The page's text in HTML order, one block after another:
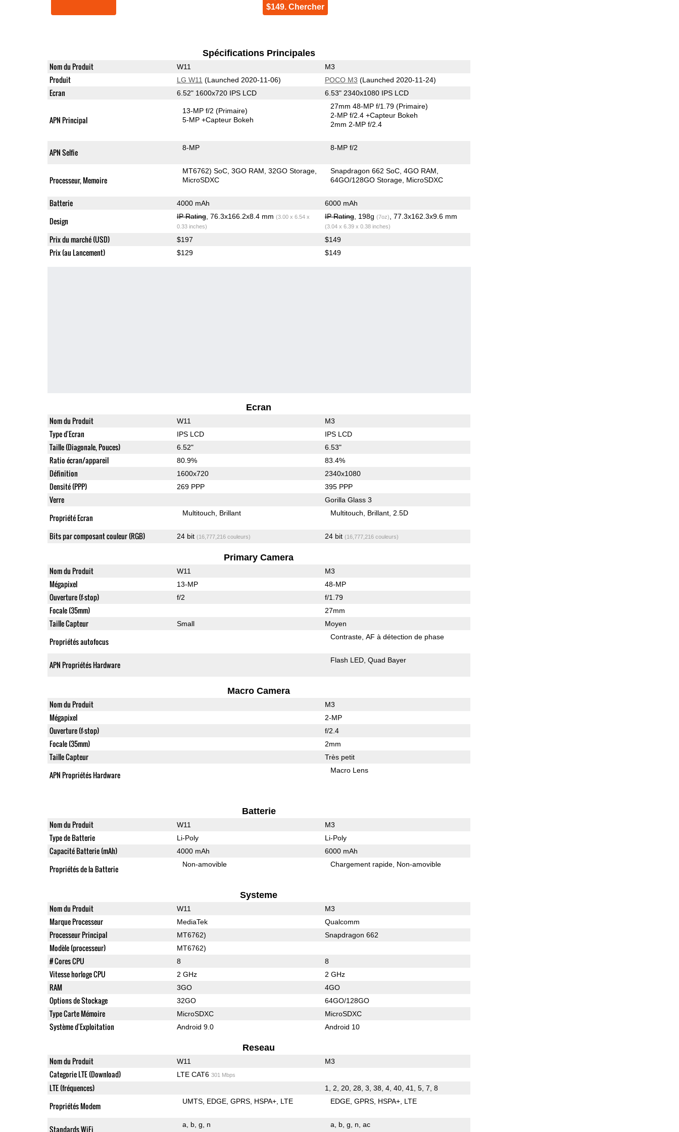
$149. Chercher
Spécifications Principales
Nom du Produit W11 M3
Produit LG W11 (Launched 2020-11-06) POCO M3 (Launched 2020-11-24)
Ecran 6.52" 1600x720 IPS LCD 6.53" 2340x1080 IPS LCD
APN Principal
13-MP f/2(Primaire)
5-MP+Capteur Bokeh
27mm 48-MP f/1.79(Primaire)
2-MP f/2.4+Capteur Bokeh
2mm 2-MP f/2.4
APN Selfie 8-MP 8-MP f/2
Processeur, Memoire
MT6762) SoC 3GO RAM 32GO Storage
MicroSDXC
Snapdragon 662 SoC 4GO RAM
64GO/128GO Storage MicroSDXC
Batterie 4000 mAh 6000 mAh
Design IP Rating, 76.3x166.2x8.4 mm (3.00 x 6.54 x
0.33 inches)
IP Rating, 198g (7oz) , 77.3x162.3x9.6 mm
(3.04 x 6.39 x 0.38 inches)
Prix du marché (USD) $197 $149
Prix (au Lancement) $129 $149
Ecran
Nom du Produit W11 M3
Type d'Ecran IPS LCD IPS LCD
Taille (Diagonale, Pouces) 6.52" 6.53"
Ratio écran/appareil 80.9% 83.4%
Définition 1600x720 2340x1080
Densité (PPP) 269 PPP 395 PPP
Verre Gorilla Glass 3
Propriété Ecran Multitouch Brillant Multitouch Brillant 2.5D
Bits par composant couleur (RGB) 24 bit (16,777,216 couleurs) 24 bit (16,777,216 couleurs)
Primary Camera
Nom du Produit W11 M3
Mégapixel 13-MP 48-MP
Ouverture (f-stop) f/2 f/1.79
Focale (35mm) 27mm
Taille Capteur Small Moyen
Propriétés autofocus Contraste AF à détection de phase
APN Propriétés Hardware Flash LED Quad Bayer
Macro Camera
Nom du Produit M3
Mégapixel 2-MP
Ouverture (f-stop) f/2.4
Focale (35mm) 2mm
Taille Capteur Très petit
APN Propriétés Hardware Macro Lens
Batterie
Nom du Produit W11 M3
Type de Batterie Li-Poly Li-Poly
Capacité Batterie (mAh) 4000 mAh 6000 mAh
Propriétés de la Batterie Non-amovible Chargement rapide Non-amovible
Systeme
Nom du Produit W11 M3
Marque Processeur MediaTek Qualcomm
Processeur Principal MT6762) Snapdragon 662
Modèle (processeur) MT6762)
# Cores CPU 8 8
Vitesse horloge CPU 2 GHz 2 GHz
RAM 3GO 4GO
Options de Stockage 32GO 64GO/128GO
Type Carte Mémoire MicroSDXC MicroSDXC
Système d'Exploitation Android 9.0 Android 10
Reseau
Nom du Produit W11 M3
Categorie LTE (Download) LTE CAT6 301 Mbps
LTE (fréquences) 1, 2, 20, 28, 3, 38, 4, 40, 41, 5, 7, 8
Propriétés Modem UMTS EDGE GPRS HSPA+ LTE EDGE GPRS HSPA+ LTE
Standards WiFi a b g n a b g n ac